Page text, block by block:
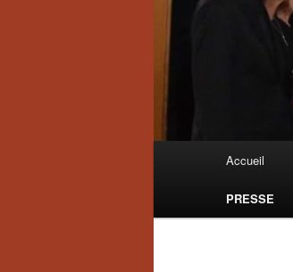
Accueil
PRESSE